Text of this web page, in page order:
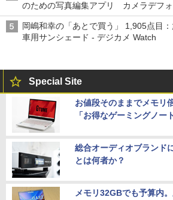
のための写真編集アプリ カメラデフォ
る「Filmator」
岡嶋和幸の「あとで買う」 1,905点目
車用サンシェード - デジカメ Watch
Special Site
お値段そのままでメモリ
「お得なゲーミングノー
総合オーディオブランド
とは何者か？
メモリ32GBでも予算内